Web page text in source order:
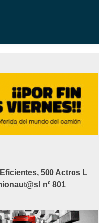
500 Actros L
nº 801